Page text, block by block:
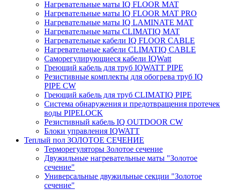
Нагревательные маты IQ FLOOR MAT
Нагревательные маты IQ FLOOR MAT PRO
Нагревательные маты IQ LAMINATE MAT
Нагревательные маты CLIMATIQ MAT
Нагревательные кабели IQ FLOOR CABLE
Нагревательные кабели CLIMATIQ CABLE
Саморегулирующиеся кабели IQWatt
Греющий кабель для труб IQWATT PIPE
Резистивные комплекты для обогрева труб IQ
PIPE CW
Греющий кабель для труб CLIMATIQ PIPE
Система обнаружения и предотвращения протечек
воды PIPELOCK
Резистивный кабель IQ OUTDOOR CW
Блоки управления IQWATT
Теплый пол ЗОЛОТОЕ СЕЧЕНИЕ
Терморегуляторы Золотое сечение
Двужильные нагревательные маты "Золотое
сечение"
Универсальные двужильные секции "Золотое
сечение"